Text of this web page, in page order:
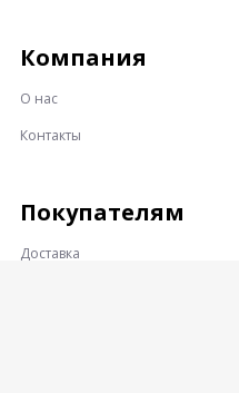
Компания
О нас
Контакты
Покупателям
Доставка